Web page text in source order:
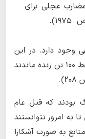
عجلى براى
وجود دارد. در این
کتاب آمده است که در شهر سرخس فقط ۱۰۰ تن زنده ماندند
بودند که قتل عام
به امروز نتوانستند
به صورت آشکارا